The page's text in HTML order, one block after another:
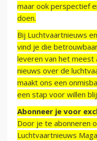
maar ook perspectief
doen.
Bij Luchtvaartnieuws
vind je die
leveren van het meest
nieuws over de
maakt ons een
een stap voor willen
Abonneer je voor
Door je te abonneren
Luchtvaartnieuws